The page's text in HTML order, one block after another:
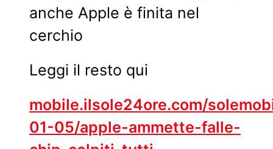
anche Apple è finita nel
cerchio
Leggi il resto qui
mobile.ilsole24ore.com/
01-05/apple-ammette-falle-